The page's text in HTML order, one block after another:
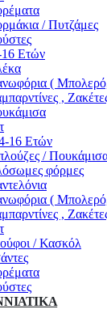
/ Πυτζάμες
16 Ετών
(
,
16 Ετών
/
φόρμες
(
,
/ Κασκόλ